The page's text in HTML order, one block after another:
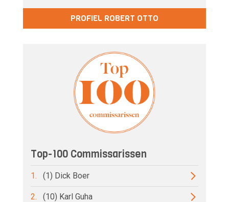
PROFIEL ROBERT OTTO
Top-100 Commissarissen
1. (1) Dick Boer
2. (10) Karl Guha